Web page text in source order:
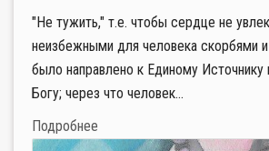
"Не тужить," т.е. чтобы сердце не
неизбежными для человека скорбями
было направлено к Единому Источнику
Богу; через что человек...
Подробнее